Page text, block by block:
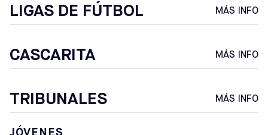
LIGAS DE FÚTBOL MÁS INFO
CASCARITA MÁS INFO
TRIBUNALES MÁS INFO